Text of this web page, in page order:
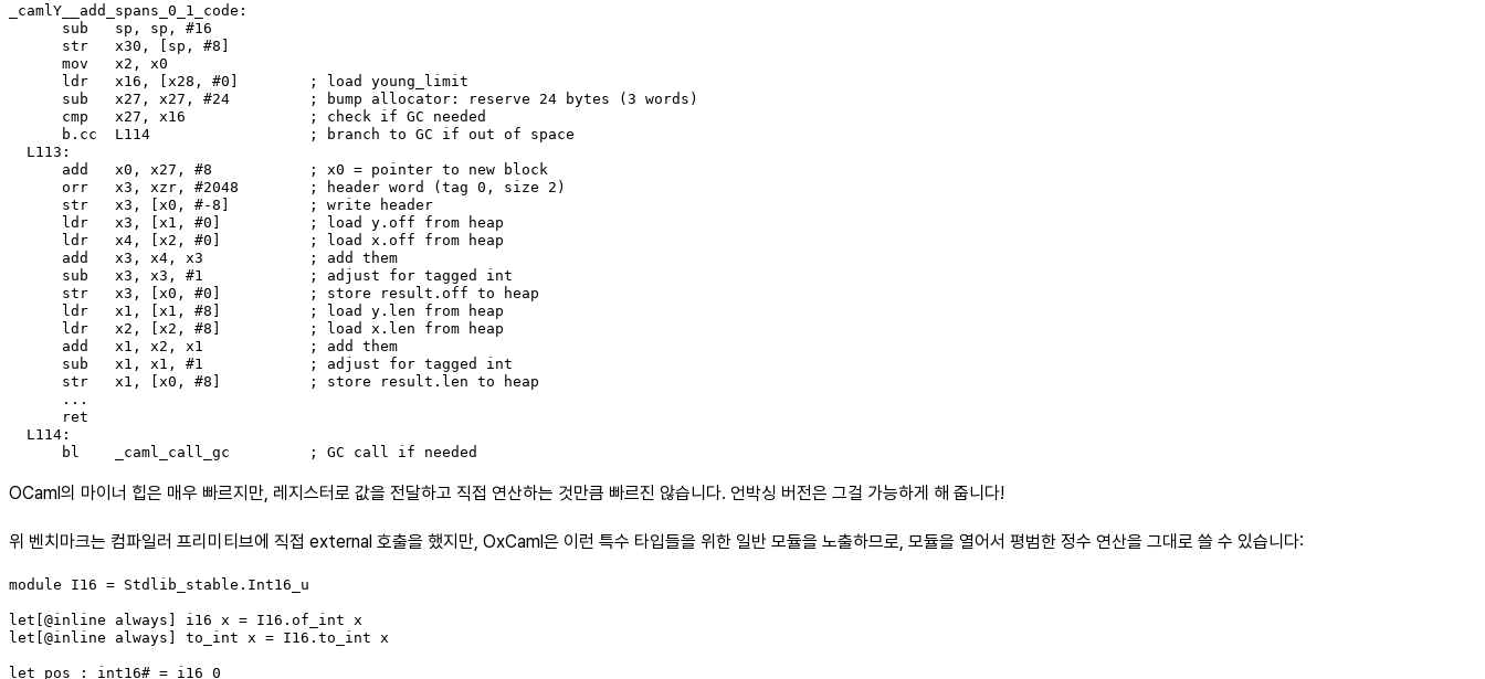
_camlY__add_spans_0_1_code:
      sub   sp, sp, #16
      str   x30, [sp, #8]
      mov   x2, x0
      ldr   x16, [x28, #0]        ; load young_limit
      sub   x27, x27, #24         ; bump allocator: reserve 24 bytes (3 words)
      cmp   x27, x16              ; check if GC needed
      b.cc  L114                  ; branch to GC if out of space
  L113:
      add   x0, x27, #8           ; x0 = pointer to new block
      orr   x3, xzr, #2048        ; header word (tag 0, size 2)
      str   x3, [x0, #-8]         ; write header
      ldr   x3, [x1, #0]          ; load y.off from heap
      ldr   x4, [x2, #0]          ; load x.off from heap
      add   x3, x4, x3            ; add them
      sub   x3, x3, #1            ; adjust for tagged int
      str   x3, [x0, #0]          ; store result.off to heap
      ldr   x1, [x1, #8]          ; load y.len from heap
      ldr   x2, [x2, #8]          ; load x.len from heap
      add   x1, x2, x1            ; add them
      sub   x1, x1, #1            ; adjust for tagged int
      str   x1, [x0, #8]          ; store result.len to heap
      ...
      ret
  L114:
      bl    _caml_call_gc         ; GC call if needed
OCaml의 마이너 힙은 매우 빠르지만, 레지스터로 값을 전달하고 직접 연산하는 것만큼 빠르진 않습니다. 언박싱 버전은 그걸 가능하게 해 줍니다!
위 벤치마크는 컴파일러 프리미티브에 직접 external 호출을 했지만, OxCaml은 이런 특수 타입들을 위한 일반 모듈을 노출하므로, 모듈을 열어서 평범한 정수 연산을 그대로 쓸 수 있습니다:
module I16 = Stdlib_stable.Int16_u
let[@inline always] i16 x = I16.of_int x
let[@inline always] to_int x = I16.to_int x
let pos : int16# = i16 0